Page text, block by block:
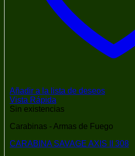
Añadir a la lista de deseos
Vista Rápida
Sin existencias
Carabinas - Armas de Fuego
CARABINA SAVAGE AXIS II 308